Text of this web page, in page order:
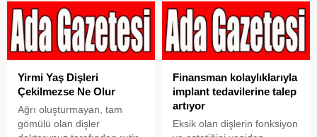
Hastanesi Ağız, Diş ve Çene
Cerrahisi Uzmanı Dr. Merve
Erişen, implantlarla yapılan
diş protezlerinin doğal
dişleri en iyi taklit...
bölgeye uygunluğuna
bakıldığını kaydederek
“eğer uygun değilse ön
hazırlıkla bölgeyi implanta
dedi. İmplant yapılacak
bölge, ölçümlere uyuyorsa
herhangi bir ekstra tedavi
uygulamadan o bölgeye
Yirmi Yaş Dişleri
Çekilmezse Ne Olur
Ağrı oluşturmayan, tam
gömülü olan dişler
Finansman kolaylıklarıyla
implant tedavilerine talep
artıyor
Eksik olan dişlerin fonksiyon